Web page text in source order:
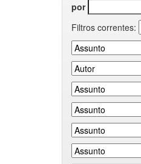
por
Filtros correntes: